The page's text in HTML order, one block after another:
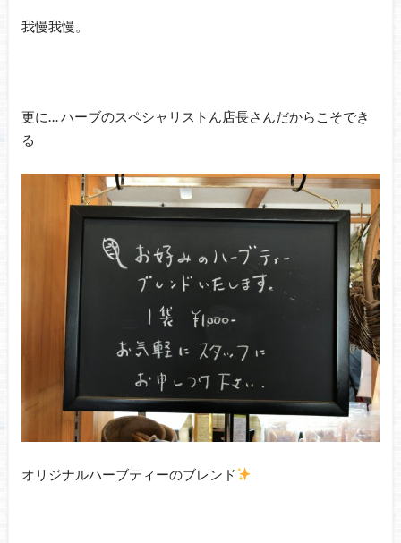
我慢我慢。
更に… ハーブのスペシャリストん店長さんだからこそでき
る
オリジナルハーブティーのブレンド